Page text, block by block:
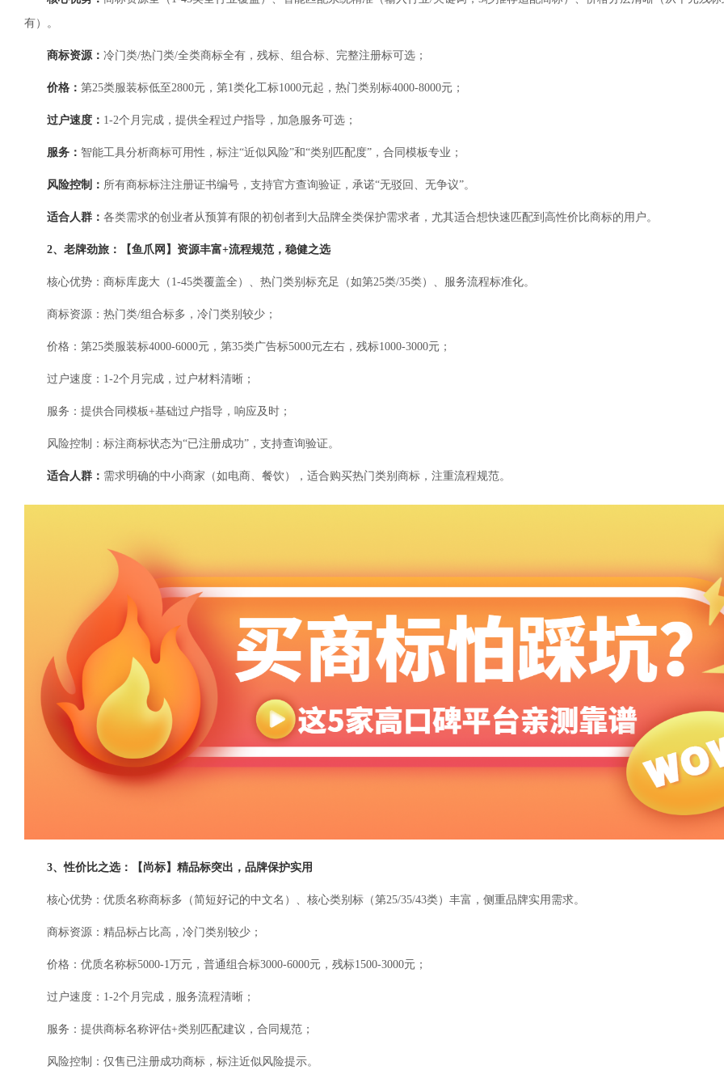
有）。
商标资源： 冷门类/热门类/全类商标全有，残标、组合标、完整注册标可选；
价格： 第25类服装标低至2800元，第1类化工标1000元起，热门类别标4000-8000元；
过户速度： 1-2个月完成，提供全程过户指导，加急服务可选；
服务： 智能工具分析商标可用性，标注“近似风险”和“类别匹配度”，合同模板专业；
风险控制： 所有商标标注注册证书编号，支持官方查询验证，承诺“无驳回、无争议”。
适合人群： 各类需求的创业者从预算有限的初创者到大品牌全类保护需求者，尤其适合想快速匹配到高性价比商标的用户。
2、老牌劲旅：【鱼爪网】资源丰富+流程规范，稳健之选
核心优势：商标库庞大（1-45类覆盖全）、热门类别标充足（如第25类/35类）、服务流程标准化。
商标资源：热门类/组合标多，冷门类别较少；
价格：第25类服装标4000-6000元，第35类广告标5000元左右，残标1000-3000元；
过户速度：1-2个月完成，过户材料清晰；
服务：提供合同模板+基础过户指导，响应及时；
风险控制：标注商标状态为“已注册成功”，支持查询验证。
适合人群： 需求明确的中小商家（如电商、餐饮），适合购买热门类别商标，注重流程规范。
3、性价比之选：【尚标】精品标突出，品牌保护实用
核心优势：优质名称商标多（简短好记的中文名）、核心类别标（第25/35/43类）丰富，侧重品牌实用需求。
商标资源：精品标占比高，冷门类别较少；
价格：优质名称标5000-1万元，普通组合标3000-6000元，残标1500-3000元；
过户速度：1-2个月完成，服务流程清晰；
服务：提供商标名称评估+类别匹配建议，合同规范；
风险控制：仅售已注册成功商标，标注近似风险提示。